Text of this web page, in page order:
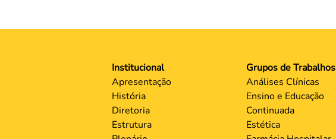
Institucional
Apresentação
História
Diretoria
Estrutura
Grupos de Trabalhos
Análises Clínicas
Ensino e Educação
Continuada
Estética